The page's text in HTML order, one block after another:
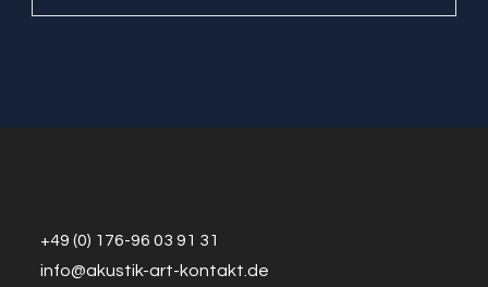
+49 (0) 176-96 03 91 31
info@akustik-art-kontakt.de